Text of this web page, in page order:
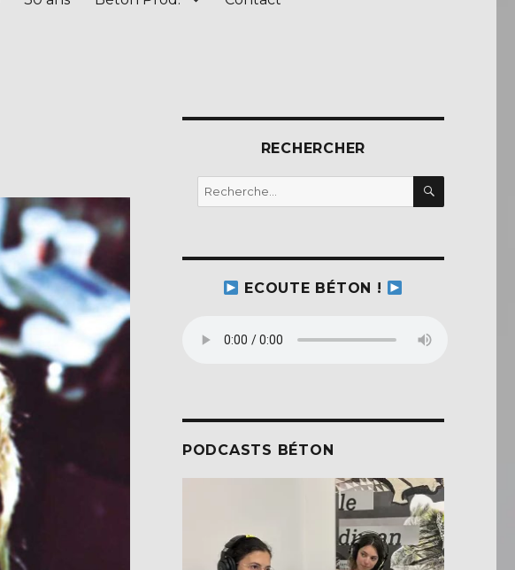
RECHERCHER
Recherche
pour :
ECOUTE BÉTON !
PODCASTS BÉTON